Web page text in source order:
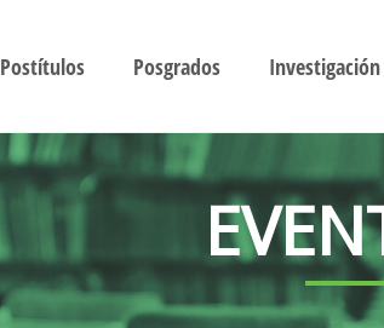
Postítulos Posgrados Investigación